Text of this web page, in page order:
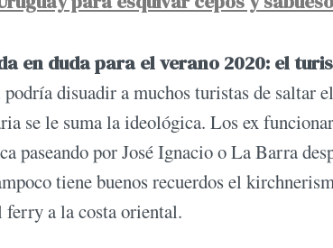
en duda para el verano 2020: el
disuadir a muchos turistas de saltar el
se le suma la ideológica. Los ex
paseando por José Ignacio o La Barra
tiene buenos recuerdos el
a la costa oriental.